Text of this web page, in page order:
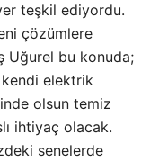
teşkil ediyordu.
çözümlere
Uğurel bu konuda;
elektrik
olsun temiz
ihtiyaç olacak.
senelerde